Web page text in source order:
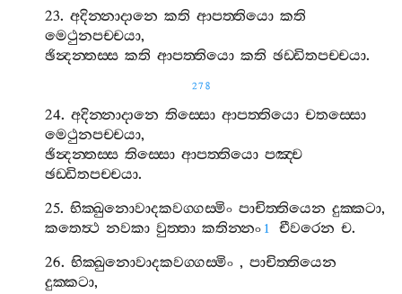
23.අදින‍්නාදානෙ කති ආපත‍්තියො කති
මෙථුනපච‍්චයා,
ඡින්‍දන‍්තස‍්ස කති ආපත‍්තියො කති ඡඩ‍්ඩිතපච‍්චයා.
278
24.අදින‍්නාදානෙ තිස‍්සො ආපත‍්තියො චතස‍්සො
මෙථුනපච‍්චයා,
ඡින්‍දන‍්තස‍්ස තිස‍්සො ආපත‍්තියො පඤ‍්ච
ඡඩ‍්ඩිතපච‍්චයා.
25.භික‍්ඛුනොවාදකවග‍්ගස‍්මිං පාචිත‍්තියෙන දුක‍්කටා,
කතෙත්‍ථ නවකා වුත‍්තා කතින‍්නං 1 චීවරෙන ච.
26.භික‍්ඛුනොවාදකවග‍්ගස‍්මිං ,පාචිත‍්තියෙන
දුක‍්කටා,